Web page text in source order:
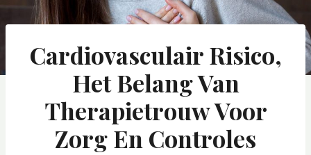
Cardiovasculair Risico,
Het Belang Van
Therapietrouw Voor
Zorg En Controles